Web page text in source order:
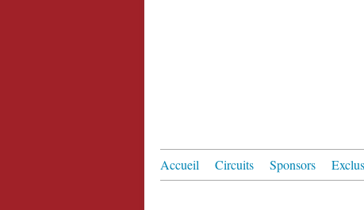
Accueil Circuits Sponsors